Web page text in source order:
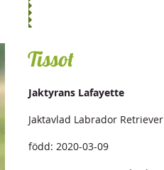
Tissot
Jaktyrans Lafayette
Jaktavlad Labrador Retriever
född: 2020-03-09